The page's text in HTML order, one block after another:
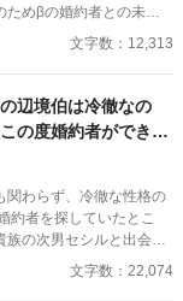
ためβの婚約者との未来
た
文字数：12,313
辺境伯は冷徹なの
の度婚約者ができま
関わらず、冷徹な性格の
約者を探していたとこ
族の次男セシルと出会
偏差値がほぼ０のオーデ
者のフランチェスカの
文字数：22,074